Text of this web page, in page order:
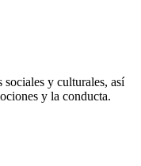
sociales y culturales, así
y la conducta.